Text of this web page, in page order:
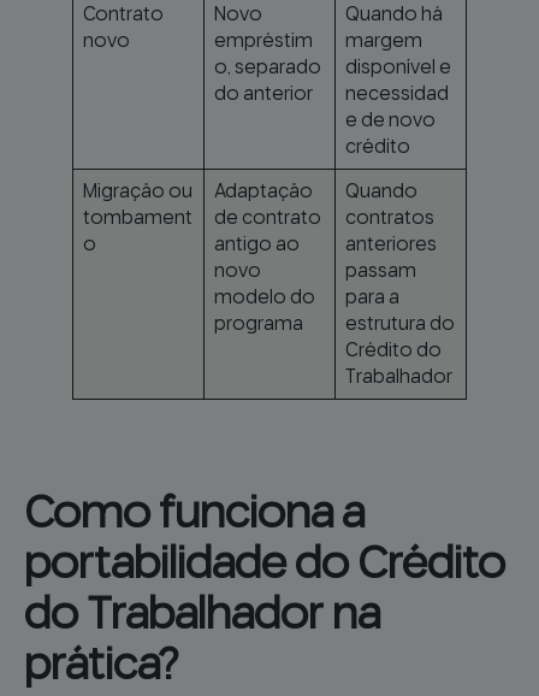
Contrato
novo
Novo
empréstim
o, separado
do anterior
Quando há
margem
disponível e
necessidad
e de novo
crédito
Migração ou
tombament
o
Adaptação
de contrato
antigo ao
novo
modelo do
programa
Quando
contratos
anteriores
passam
para a
estrutura do
Crédito do
Trabalhador
Como funciona a
portabilidade do Crédito
do Trabalhador na
prática?